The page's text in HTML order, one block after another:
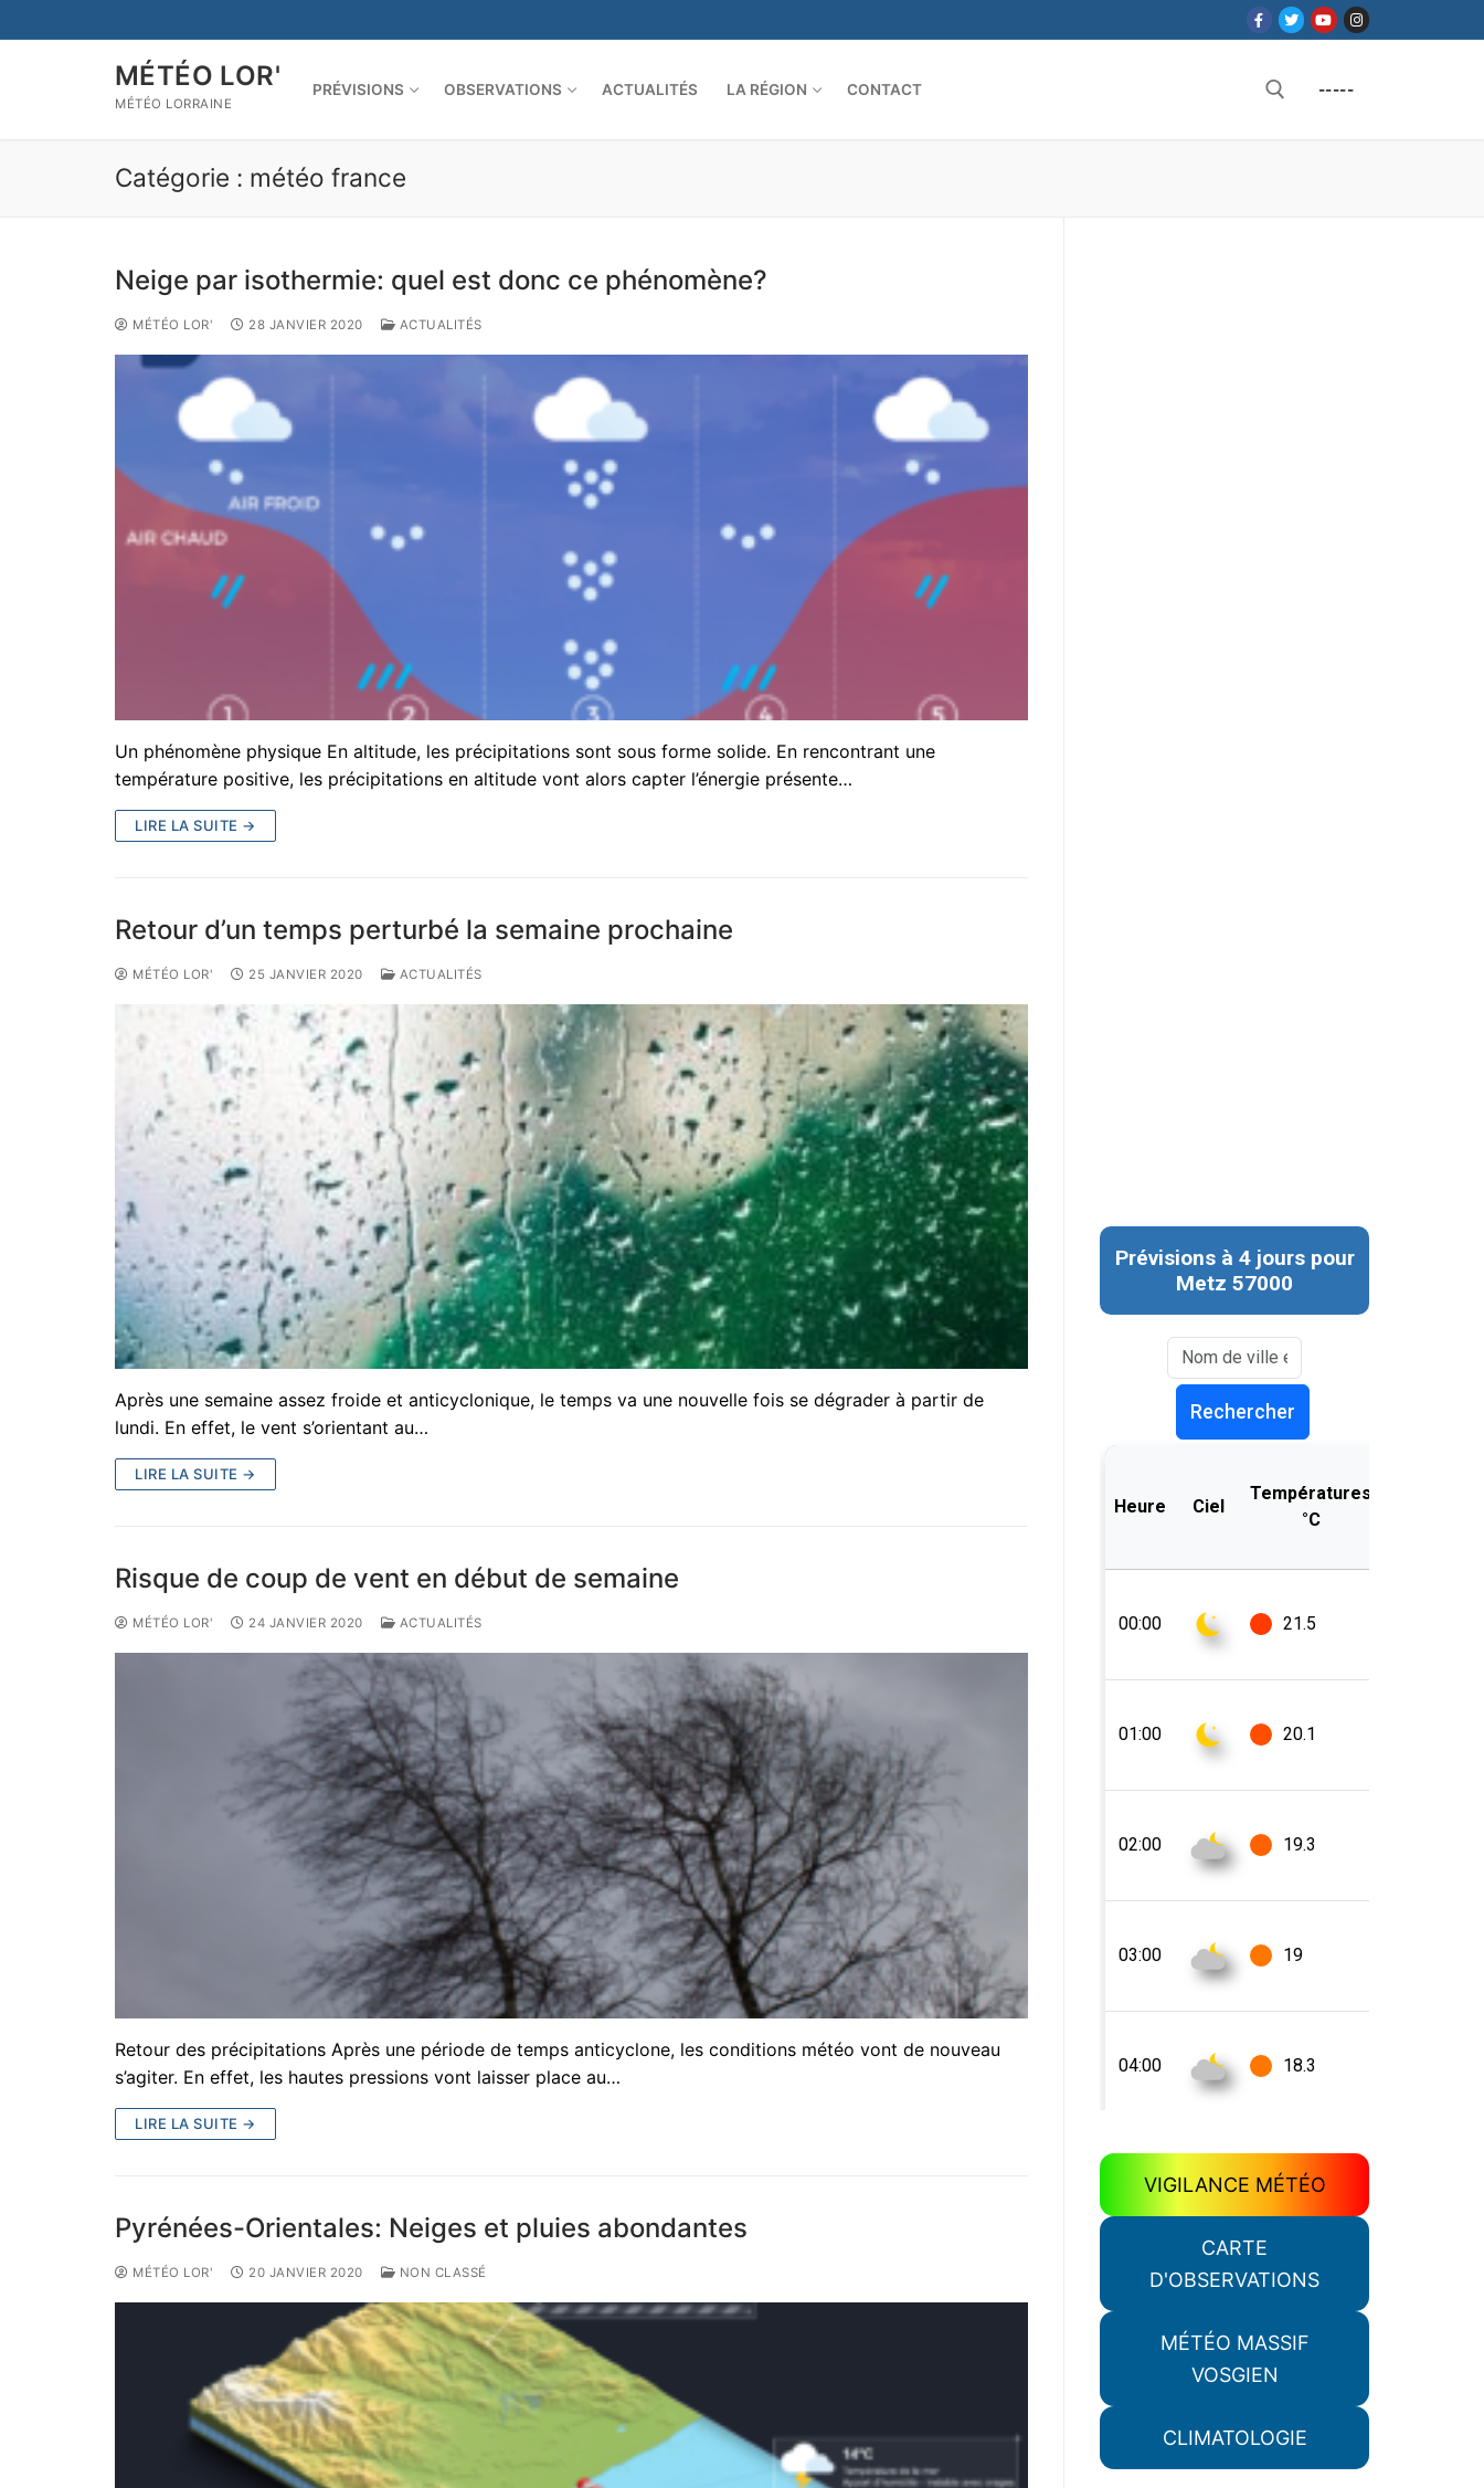
au
MÉTÉO LOR'
MÉTÉO LORRAINE
PRÉVISIONS OBSERVATIONS ACTUALITÉS LA RÉGION CONTACT -----
Catégorie : météo france
Neige par isothermie: quel est donc ce phénomène?
MÉTÉO LOR' 28 JANVIER 2020 ACTUALITÉS
Un phénomène physique En altitude, les précipitations sont sous forme solide. En rencontrant une
température positive, les précipitations en altitude vont alors capter l’énergie présente…
LIRE LA SUITE →
Retour d’un temps perturbé la semaine prochaine
MÉTÉO LOR' 25 JANVIER 2020 ACTUALITÉS
Après une semaine assez froide et anticyclonique, le temps va une nouvelle fois se dégrader à partir de
lundi. En effet, le vent s’orientant au…
LIRE LA SUITE →
Risque de coup de vent en début de semaine
MÉTÉO LOR' 24 JANVIER 2020 ACTUALITÉS
Retour des précipitations Après une période de temps anticyclone, les conditions météo vont de nouveau
s’agiter. En effet, les hautes pressions vont laisser place au…
LIRE LA SUITE →
Pyrénées-Orientales: Neiges et pluies abondantes
MÉTÉO LOR' 20 JANVIER 2020 NON CLASSÉ
VIGILANCE MÉTÉO
CARTE
D'OBSERVATIONS
MÉTÉO MASSIF
VOSGIEN
CLIMATOLOGIE